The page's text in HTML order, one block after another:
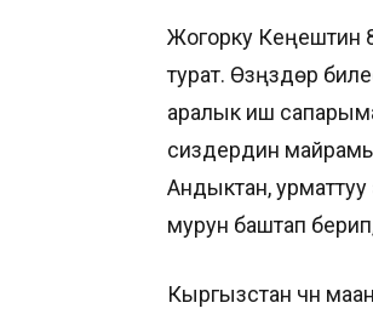
Жогорку Кеңештин
турат. Өзүңүздөр
аралык иш
сиздердин
Андыктан,
мурун баштап берип,
Кыргызстан үчүн